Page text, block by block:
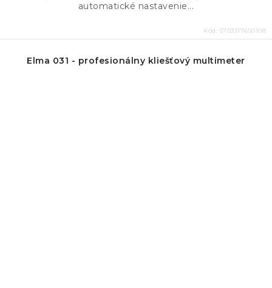
automatické nastavenie...
Kód: 5703317650108
Elma 031 - profesionálny kliešťový multimeter